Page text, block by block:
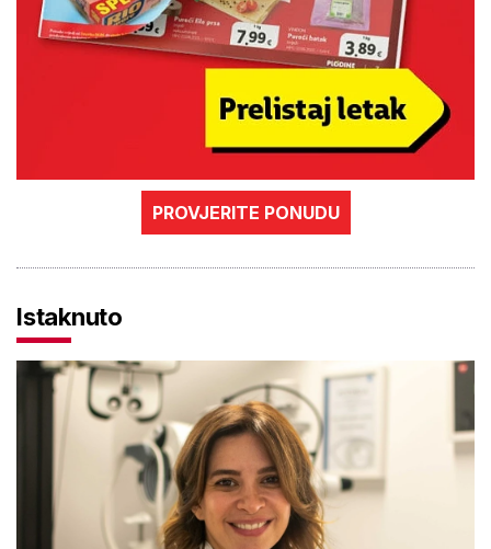
PROVJERITE PONUDU
Istaknuto